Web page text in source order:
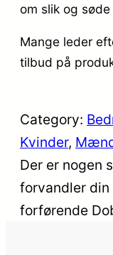
om slik og søde
Mange leder
tilbud på
Category:
Kvinder,
Der er nogen
forvandler din
forførende